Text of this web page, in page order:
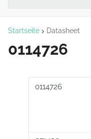
Startseite Datasheet
0114726
0114726